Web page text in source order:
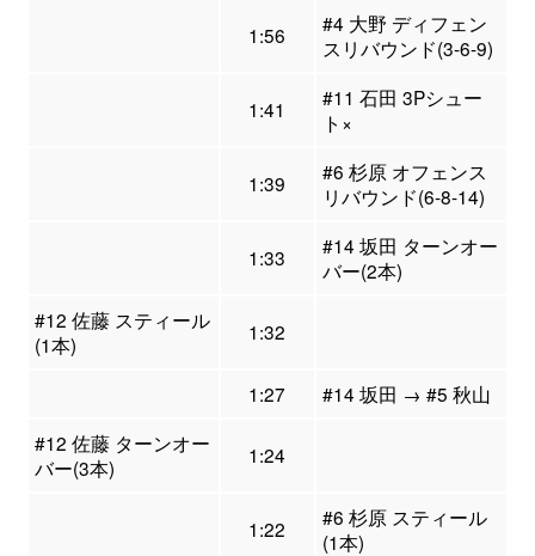
1:56
#4 大野 ディフェン
スリバウンド(3-6-9)
1:41
#11 石田 3Pシュー
ト×
1:39
#6 杉原 オフェンス
リバウンド(6-8-14)
1:33
#14 坂田 ターンオー
バー(2本)
#12 佐藤 スティール
(1本)
1:32
1:27
#14 坂田 → #5 秋山
#12 佐藤 ターンオー
バー(3本)
1:24
1:22
#6 杉原 スティール
(1本)